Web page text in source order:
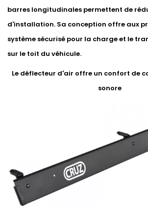
barres longitudinales permettent de
d'installation. Sa conception offre aux
système sécurisé pour la charge et le
sur le toit du véhicule.
Le déflecteur d'air offre un confort de
sonore